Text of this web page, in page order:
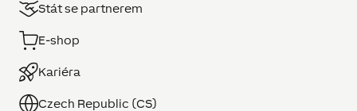
Stát se partnerem
E-shop
Kariéra
Czech Republic (CS)